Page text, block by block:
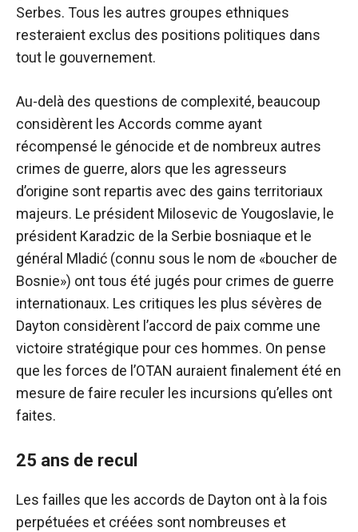
Serbes. Tous les autres groupes ethniques
resteraient exclus des positions politiques dans
tout le gouvernement.
Au-delà des questions de complexité, beaucoup
considèrent les Accords comme ayant
récompensé le génocide et de nombreux autres
crimes de guerre, alors que les agresseurs
d’origine sont repartis avec des gains territoriaux
majeurs. Le président Milosevic de Yougoslavie, le
président Karadzic de la Serbie bosniaque et le
général Mladić (connu sous le nom de «boucher de
Bosnie») ont tous été jugés pour crimes de guerre
internationaux. Les critiques les plus sévères de
Dayton considèrent l’accord de paix comme une
victoire stratégique pour ces hommes. On pense
que les forces de l’OTAN auraient finalement été en
mesure de faire reculer les incursions qu’elles ont
faites.
25 ans de recul
Les failles que les accords de Dayton ont à la fois
perpétuées et créées sont nombreuses et